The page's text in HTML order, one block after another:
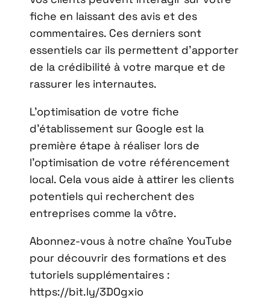
fiche en laissant des avis et des
commentaires. Ces derniers sont
essentiels car ils permettent d’apporter
de la crédibilité à votre marque et de
rassurer les internautes.
L’optimisation de votre fiche
d’établissement sur Google est la
première étape à réaliser lors de
l’optimisation de votre référencement
local. Cela vous aide à attirer les clients
potentiels qui recherchent des
entreprises comme la vôtre.
Abonnez-vous à notre chaîne YouTube
pour découvrir des formations et des
tutoriels supplémentaires :
https://bit.ly/3DOgxio